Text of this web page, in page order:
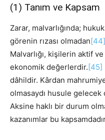
(1) Tanım ve Kapsam
Zarar, malvarlığında;
görenin rızası olmadan[44]
Malvarlığı, kişilerin aktif
ekonomik değerlerdir. [45]
dâhildir. Kârdan
olmasaydı husule
Aksine haklı bir durum
kazanımlar bu